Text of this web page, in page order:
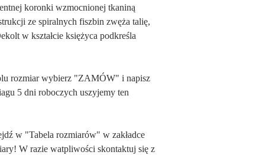
koronki wzmocnionej tkaniną
ze spiralnych fiszbin zwęża talię,
w kształcie księżyca podkreśla
rozmiar wybierz "ZAMÓW" i napisz
5 dni roboczych uszyjemy ten
w "Tabela rozmiarów" w zakładce
W razie watpliwości skontaktuj się z